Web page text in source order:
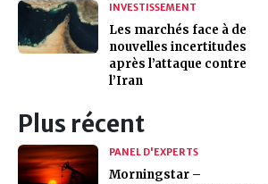
INVESTISSEMENT
Les marchés face à de
nouvelles incertitudes
après l’attaque contre
l’Iran
Plus récent
PANEL D'EXPERTS
Morningstar –